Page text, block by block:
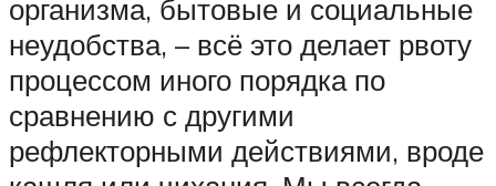
организма, бытовые и социальные
неудобства, – всё это делает рвоту
процессом иного порядка по
сравнению с другими
рефлекторными действиями, вроде